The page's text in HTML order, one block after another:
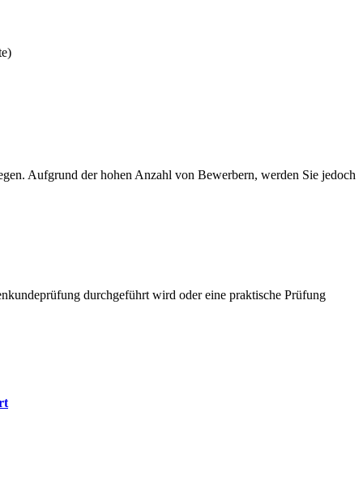
Aufgrund der hohen Anzahl von Bewerbern, werden Sie jedoch
durchgeführt wird oder eine praktische Prüfung